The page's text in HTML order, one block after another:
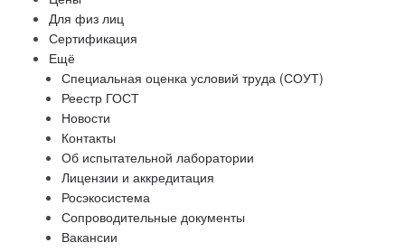
Для физ лиц
Сертификация
Ещё
Специальная оценка условий труда (СОУТ)
Реестр ГОСТ
Новости
Контакты
Об испытательной лаборатории
Лицензии и аккредитация
Росэкосистема
Сопроводительные документы
Вакансии